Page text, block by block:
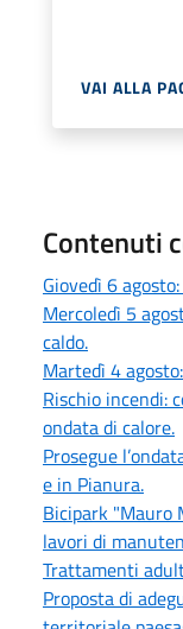
VAI ALLA
Contenuti
Giovedì 6
Mercoledì 5
caldo.
Martedì 4
Rischio incendi:
ondata di calore.
Prosegue
e in Pianura.
Bicipark "Mauro
lavori di
Trattamenti
Proposta di